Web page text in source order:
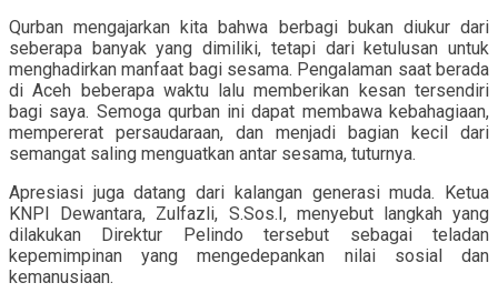
Qurban mengajarkan kita bahwa berbagi bukan diukur dari
seberapa banyak yang dimiliki, tetapi dari ketulusan untuk
menghadirkan manfaat bagi sesama. Pengalaman saat berada
di Aceh beberapa waktu lalu memberikan kesan tersendiri
bagi saya. Semoga qurban ini dapat membawa kebahagiaan,
mempererat persaudaraan, dan menjadi bagian kecil dari
semangat saling menguatkan antar sesama, tuturnya.
Apresiasi juga datang dari kalangan generasi muda. Ketua
KNPI Dewantara, Zulfazli, S.Sos.I, menyebut langkah yang
dilakukan Direktur Pelindo tersebut sebagai teladan
kepemimpinan yang mengedepankan nilai sosial dan
kemanusiaan.